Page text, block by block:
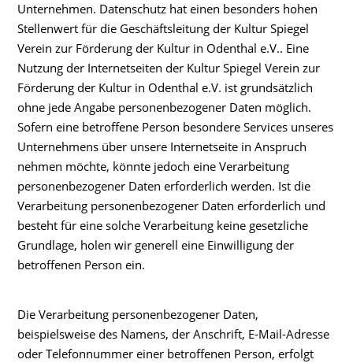
Unternehmen. Datenschutz hat einen besonders hohen
Stellenwert für die Geschäftsleitung der Kultur Spiegel
Verein zur Förderung der Kultur in Odenthal e.V.. Eine
Nutzung der Internetseiten der Kultur Spiegel Verein zur
Förderung der Kultur in Odenthal e.V. ist grundsätzlich
ohne jede Angabe personenbezogener Daten möglich.
Sofern eine betroffene Person besondere Services unseres
Unternehmens über unsere Internetseite in Anspruch
nehmen möchte, könnte jedoch eine Verarbeitung
personenbezogener Daten erforderlich werden. Ist die
Verarbeitung personenbezogener Daten erforderlich und
besteht für eine solche Verarbeitung keine gesetzliche
Grundlage, holen wir generell eine Einwilligung der
betroffenen Person ein.
Die Verarbeitung personenbezogener Daten,
beispielsweise des Namens, der Anschrift, E-Mail-Adresse
oder Telefonnummer einer betroffenen Person, erfolgt